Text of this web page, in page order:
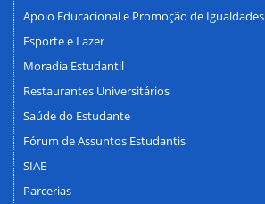
Apoio Educacional e Promoção de Igualdades
Esporte e Lazer
Moradia Estudantil
Restaurantes Universitários
Saúde do Estudante
Fórum de Assuntos Estudantis
SIAE
Parcerias